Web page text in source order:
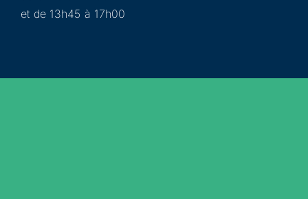
et de 13h45 à 17h00